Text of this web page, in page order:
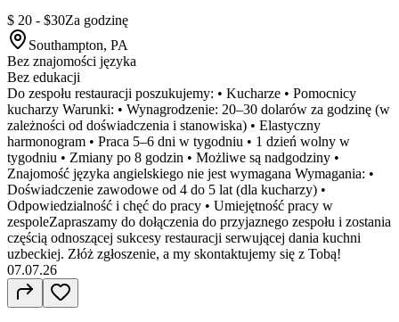
$ 20 - $30Za godzinę
Southampton, PA
Bez znajomości języka
Bez edukacji
Do zespołu restauracji poszukujemy: • Kucharze • Pomocnicy
kucharzy Warunki: • Wynagrodzenie: 20–30 dolarów za godzinę (w
zależności od doświadczenia i stanowiska) • Elastyczny
harmonogram • Praca 5–6 dni w tygodniu • 1 dzień wolny w
tygodniu • Zmiany po 8 godzin • Możliwe są nadgodziny •
Znajomość języka angielskiego nie jest wymagana Wymagania: •
Doświadczenie zawodowe od 4 do 5 lat (dla kucharzy) •
Odpowiedzialność i chęć do pracy • Umiejętność pracy w
zespoleZapraszamy do dołączenia do przyjaznego zespołu i zostania
częścią odnoszącej sukcesy restauracji serwującej dania kuchni
uzbeckiej. Złóż zgłoszenie, a my skontaktujemy się z Tobą!
07.07.26